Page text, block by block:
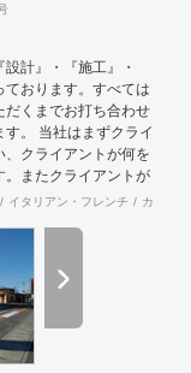
計』・『施工』・
ております。すべては
だくまでお打ち合わせ
。 当社はまずクライ
クライアントが何を
。またクライアントが
していいのかお困りの
提案いたします。
イタリアン・フレンチ カフェ